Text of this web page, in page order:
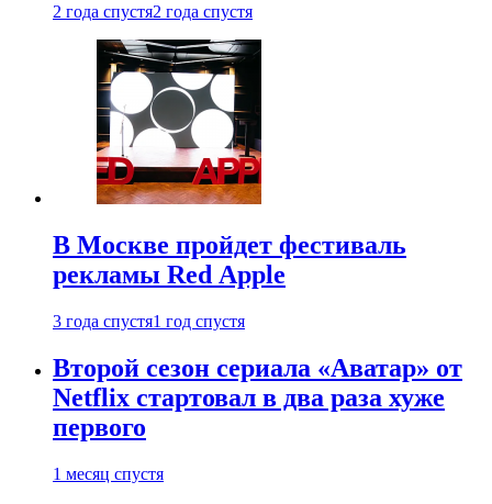
2 года спустя2 года спустя
В Москве пройдет фестиваль
рекламы Red Apple
3 года спустя1 год спустя
Второй сезон сериала «Аватар» от
Netflix стартовал в два раза хуже
первого
1 месяц спустя